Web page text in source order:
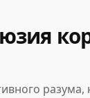
разума,